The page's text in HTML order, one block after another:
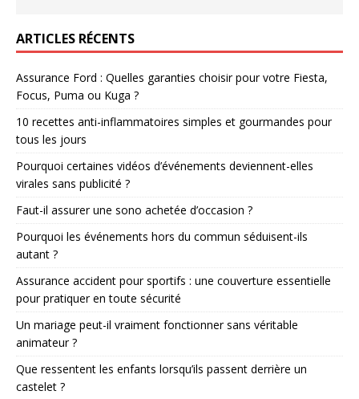
ARTICLES RÉCENTS
Assurance Ford : Quelles garanties choisir pour votre Fiesta,
Focus, Puma ou Kuga ?
10 recettes anti-inflammatoires simples et gourmandes pour
tous les jours
Pourquoi certaines vidéos d’événements deviennent-elles
virales sans publicité ?
Faut-il assurer une sono achetée d’occasion ?
Pourquoi les événements hors du commun séduisent-ils
autant ?
Assurance accident pour sportifs : une couverture essentielle
pour pratiquer en toute sécurité
Un mariage peut-il vraiment fonctionner sans véritable
animateur ?
Que ressentent les enfants lorsqu’ils passent derrière un
castelet ?